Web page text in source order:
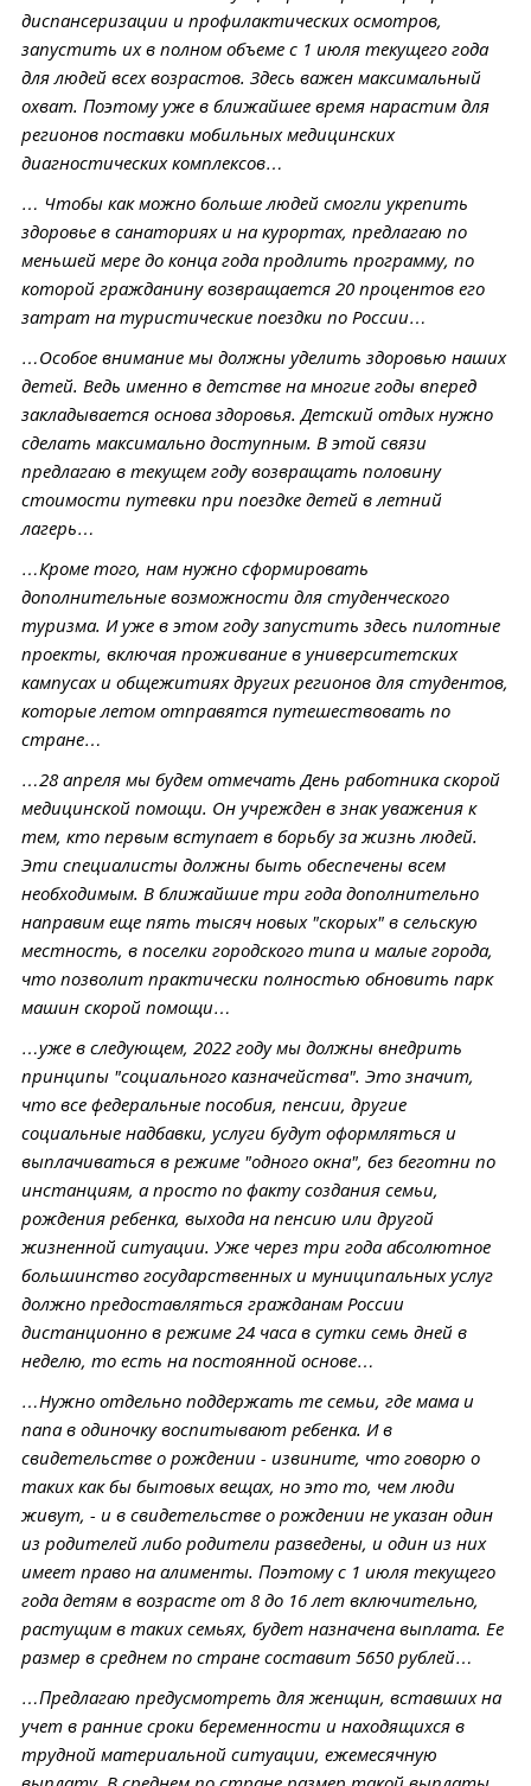
диспансеризации и профилактических осмотров,
запустить их в полном объеме с 1 июля текущего года
для людей всех возрастов. Здесь важен максимальный
охват. Поэтому уже в ближайшее время нарастим для
регионов поставки мобильных медицинских
диагностических комплексов…
… Чтобы как можно больше людей смогли укрепить
здоровье в санаториях и на курортах, предлагаю по
меньшей мере до конца года продлить программу, по
которой гражданину возвращается 20 процентов его
затрат на туристические поездки по России…
…Особое внимание мы должны уделить здоровью наших
детей. Ведь именно в детстве на многие годы вперед
закладывается основа здоровья. Детский отдых нужно
сделать максимально доступным. В этой связи
предлагаю в текущем году возвращать половину
стоимости путевки при поездке детей в летний
лагерь…
…Кроме того, нам нужно сформировать
дополнительные возможности для студенческого
туризма. И уже в этом году запустить здесь пилотные
проекты, включая проживание в университетских
кампусах и общежитиях других регионов для студентов,
которые летом отправятся путешествовать по
стране…
…28 апреля мы будем отмечать День работника скорой
медицинской помощи. Он учрежден в знак уважения к
тем, кто первым вступает в борьбу за жизнь людей.
Эти специалисты должны быть обеспечены всем
необходимым. В ближайшие три года дополнительно
направим еще пять тысяч новых "скорых" в сельскую
местность, в поселки городского типа и малые города,
что позволит практически полностью обновить парк
машин скорой помощи…
…уже в следующем, 2022 году мы должны внедрить
принципы "социального казначейства". Это значит,
что все федеральные пособия, пенсии, другие
социальные надбавки, услуги будут оформляться и
выплачиваться в режиме "одного окна", без беготни по
инстанциям, а просто по факту создания семьи,
рождения ребенка, выхода на пенсию или другой
жизненной ситуации. Уже через три года абсолютное
большинство государственных и муниципальных услуг
должно предоставляться гражданам России
дистанционно в режиме 24 часа в сутки семь дней в
неделю, то есть на постоянной основе…
…Нужно отдельно поддержать те семьи, где мама и
папа в одиночку воспитывают ребенка. И в
свидетельстве о рождении - извините, что говорю о
таких как бы бытовых вещах, но это то, чем люди
живут, - и в свидетельстве о рождении не указан один
из родителей либо родители разведены, и один из них
имеет право на алименты. Поэтому с 1 июля текущего
года детям в возрасте от 8 до 16 лет включительно,
растущим в таких семьях, будет назначена выплата. Ее
размер в среднем по стране составит 5650 рублей…
…Предлагаю предусмотреть для женщин, вставших на
учет в ранние сроки беременности и находящихся в
трудной материальной ситуации, ежемесячную